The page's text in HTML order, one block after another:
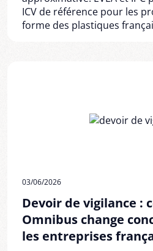
ICV de référence pour les
forme des plastiques
03/06/2026
Devoir de vigilance :
Omnibus change
les entreprises